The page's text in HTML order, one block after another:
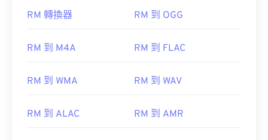
RM 轉換器 RM 到 OGG
RM 到 M4A RM 到 FLAC
RM 到 WMA RM 到 WAV
RM 到 ALAC RM 到 AMR